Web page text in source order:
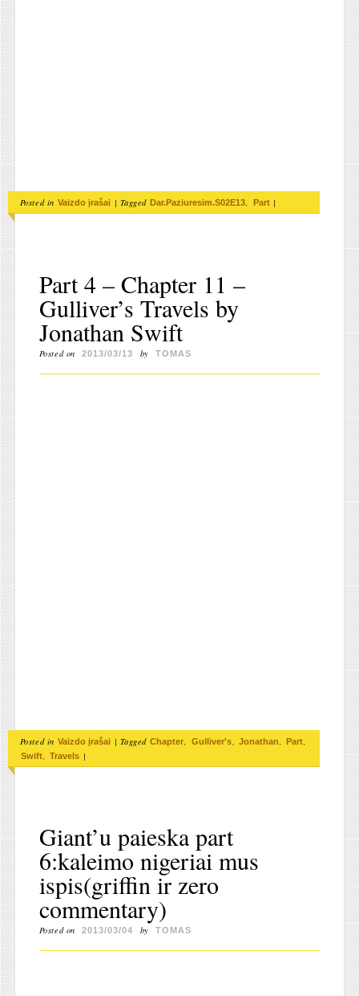
Posted in Vaizdo įrašai | Tagged Dar.Paziuresim.S02E13, Part |
Part 4 – Chapter 11 –
Gulliver’s Travels by
Jonathan Swift
Posted on 2013/03/13 by TOMAS
Posted in Vaizdo įrašai | Tagged Chapter Gulliver's Jonathan Part
Swift Travels |
Giant’u paieska part
6:kaleimo nigeriai mus
ispis(griffin ir zero
commentary)
Posted on 2013/03/04 by TOMAS